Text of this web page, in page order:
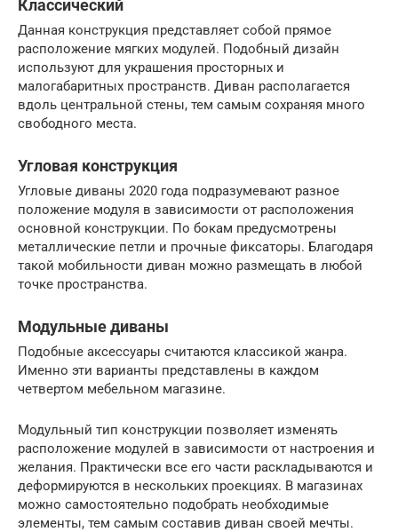
Классический
Данная конструкция представляет собой прямое
расположение мягких модулей. Подобный дизайн
используют для украшения просторных и
малогабаритных пространств. Диван располагается
вдоль центральной стены, тем самым сохраняя много
свободного места.
Угловая конструкция
Угловые диваны 2020 года подразумевают разное
положение модуля в зависимости от расположения
основной конструкции. По бокам предусмотрены
металлические петли и прочные фиксаторы. Благодаря
такой мобильности диван можно размещать в любой
точке пространства.
Модульные диваны
Подобные аксессуары считаются классикой жанра.
Именно эти варианты представлены в каждом
четвертом мебельном магазине.
Модульный тип конструкции позволяет изменять
расположение модулей в зависимости от настроения и
желания. Практически все его части раскладываются и
деформируются в нескольких проекциях. В магазинах
можно самостоятельно подобрать необходимые
элементы, тем самым составив диван своей мечты.